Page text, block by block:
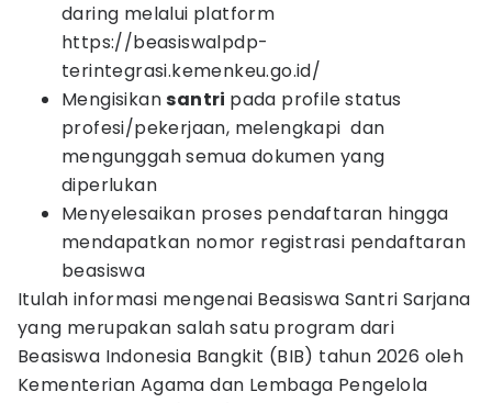
daring melalui platform
https://beasiswalpdp-
terintegrasi.kemenkeu.go.id/
Mengisikansantri pada profile status
profesi/pekerjaan, melengkapi dan
mengunggah semua dokumen yang
diperlukan
Menyelesaikan proses pendaftaran hingga
mendapatkan nomor registrasi pendaftaran
beasiswa
Itulah informasi mengenai Beasiswa Santri Sarjana
yang merupakan salah satu program dari
Beasiswa Indonesia Bangkit (BIB) tahun 2026 oleh
Kementerian Agama dan Lembaga Pengelola